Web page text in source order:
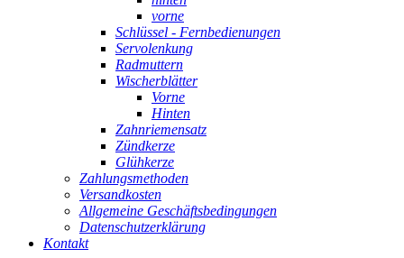
vorne
Schlüssel - Fernbedienungen
Servolenkung
Radmuttern
Wischerblätter
Vorne
Hinten
Zahnriemensatz
Zündkerze
Glühkerze
Zahlungsmethoden
Versandkosten
Allgemeine Geschäftsbedingungen
Datenschutzerklärung
Kontakt